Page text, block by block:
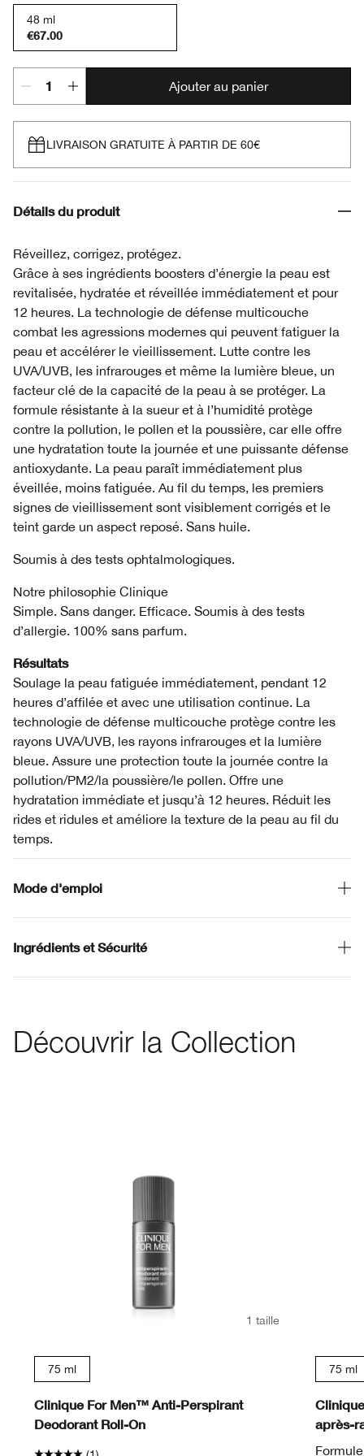
48 ml
€67.00
Ajouter au panier
LIVRAISON GRATUITE À PARTIR DE 60€
Détails du produit
Réveillez, corrigez, protégez.
Grâce à ses ingrédients boosters d’énergie la peau est
revitalisée, hydratée et réveillée immédiatement et pour
12 heures. La technologie de défense multicouche
combat les agressions modernes qui peuvent fatiguer la
peau et accélérer le vieillissement. Lutte contre les
UVA/UVB, les infrarouges et même la lumière bleue, un
facteur clé de la capacité de la peau à se protéger. La
formule résistante à la sueur et à l’humidité protège
contre la pollution, le pollen et la poussière, car elle offre
une hydratation toute la journée et une puissante défense
antioxydante. La peau paraît immédiatement plus
éveillée, moins fatiguée. Au fil du temps, les premiers
signes de vieillissement sont visiblement corrigés et le
teint garde un aspect reposé. Sans huile.
Soumis à des tests ophtalmologiques.
Notre philosophie Clinique
Simple. Sans danger. Efficace. Soumis à des tests
d’allergie. 100% sans parfum.
Résultats
Soulage la peau fatiguée immédiatement, pendant 12
heures d’affilée et avec une utilisation continue. La
technologie de défense multicouche protège contre les
rayons UVA/UVB, les rayons infrarouges et la lumière
bleue. Assure une protection toute la journée contre la
pollution/PM2/la poussière/le pollen. Offre une
hydratation immédiate et jusqu’à 12 heures. Réduit les
rides et ridules et améliore la texture de la peau au fil du
temps.
Mode d'emploi
Ingrédients et Sécurité
Découvrir la Collection
1 taille
75 ml
Clinique For Men™ Anti-Perspirant
Deodorant Roll-On
75 ml
après-